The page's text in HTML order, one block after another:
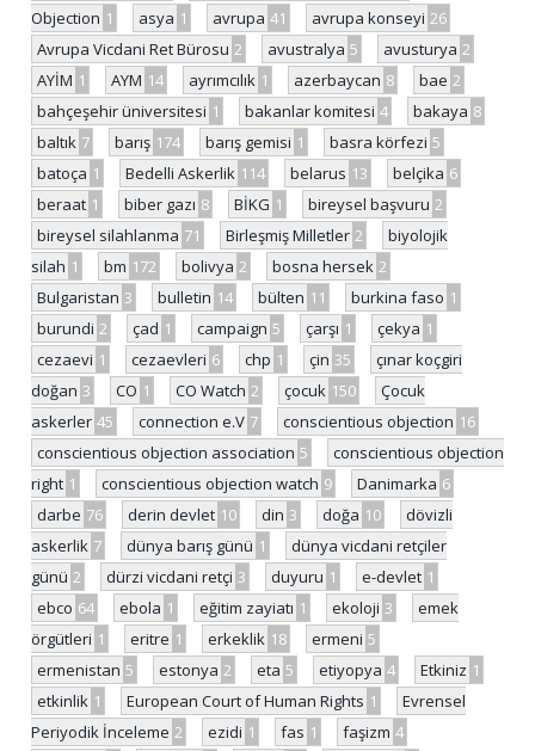
Objection 1 asya 1 avrupa 41 avrupa konseyi 26
Avrupa Vicdani Ret Bürosu 2 avustralya 5 avusturya 2
AYİM 1 AYM 14 ayrımcılık 1 azerbaycan 8 bae 2
bahçeşehir üniversitesi 1 bakanlar komitesi 4 bakaya 8
baltık 7 barış 174 barış gemisi 1 basra körfezi 5
batoça 1 Bedelli Askerlik 114 belarus 13 belçika 6
beraat 1 biber gazı 8 BİKG 1 bireysel başvuru 2
bireysel silahlanma 71 Birleşmiş Milletler 2
biyolojik
silah 1 bm 172 bolivya 2 bosna hersek 2
Bulgaristan 3 bulletin 14 bülten 11 burkina faso 1
burundi 2 çad 1 campaign 5 çarşı 1 çekya 1
cezaevi 1 cezaevleri 6 chp 1 çin 35
çınar koçgiri
doğan 3 CO 1 CO Watch 2 çocuk 150
Çocuk
askerler 45 connection e.V 7 conscientious objection 16
conscientious objection association 5
conscientious objection
right 1 conscientious objection watch 9 Danimarka 6
darbe 76 derin devlet 10 din 3 doğa 10
dövizli
askerlik 7 dünya barış günü 1
dünya vicdani retçiler
günü 2 dürzi vicdani retçi 3 duyuru 1 e-devlet 1
ebco 64 ebola 1 eğitim zayiatı 1 ekoloji 3
emek
örgütleri 1 eritre 1 erkeklik 18 ermeni 5
ermenistan 5 estonya 2 eta 5 etiyopya 4 Etkiniz 1
etkinlik 1 European Court of Human Rights 1
Evrensel
Periyodik İnceleme 2 ezidi 1 fas 1 faşizm 4